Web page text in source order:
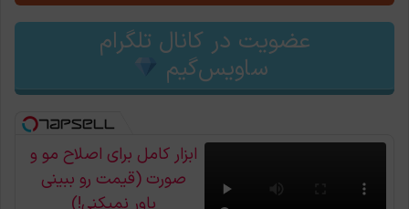
عضویت در کانال تلگرام
ساویس‌گیم
ابزار کامل برای اصلاح مو و
صورت (قیمت رو ببینی
باور نمیکنی!)